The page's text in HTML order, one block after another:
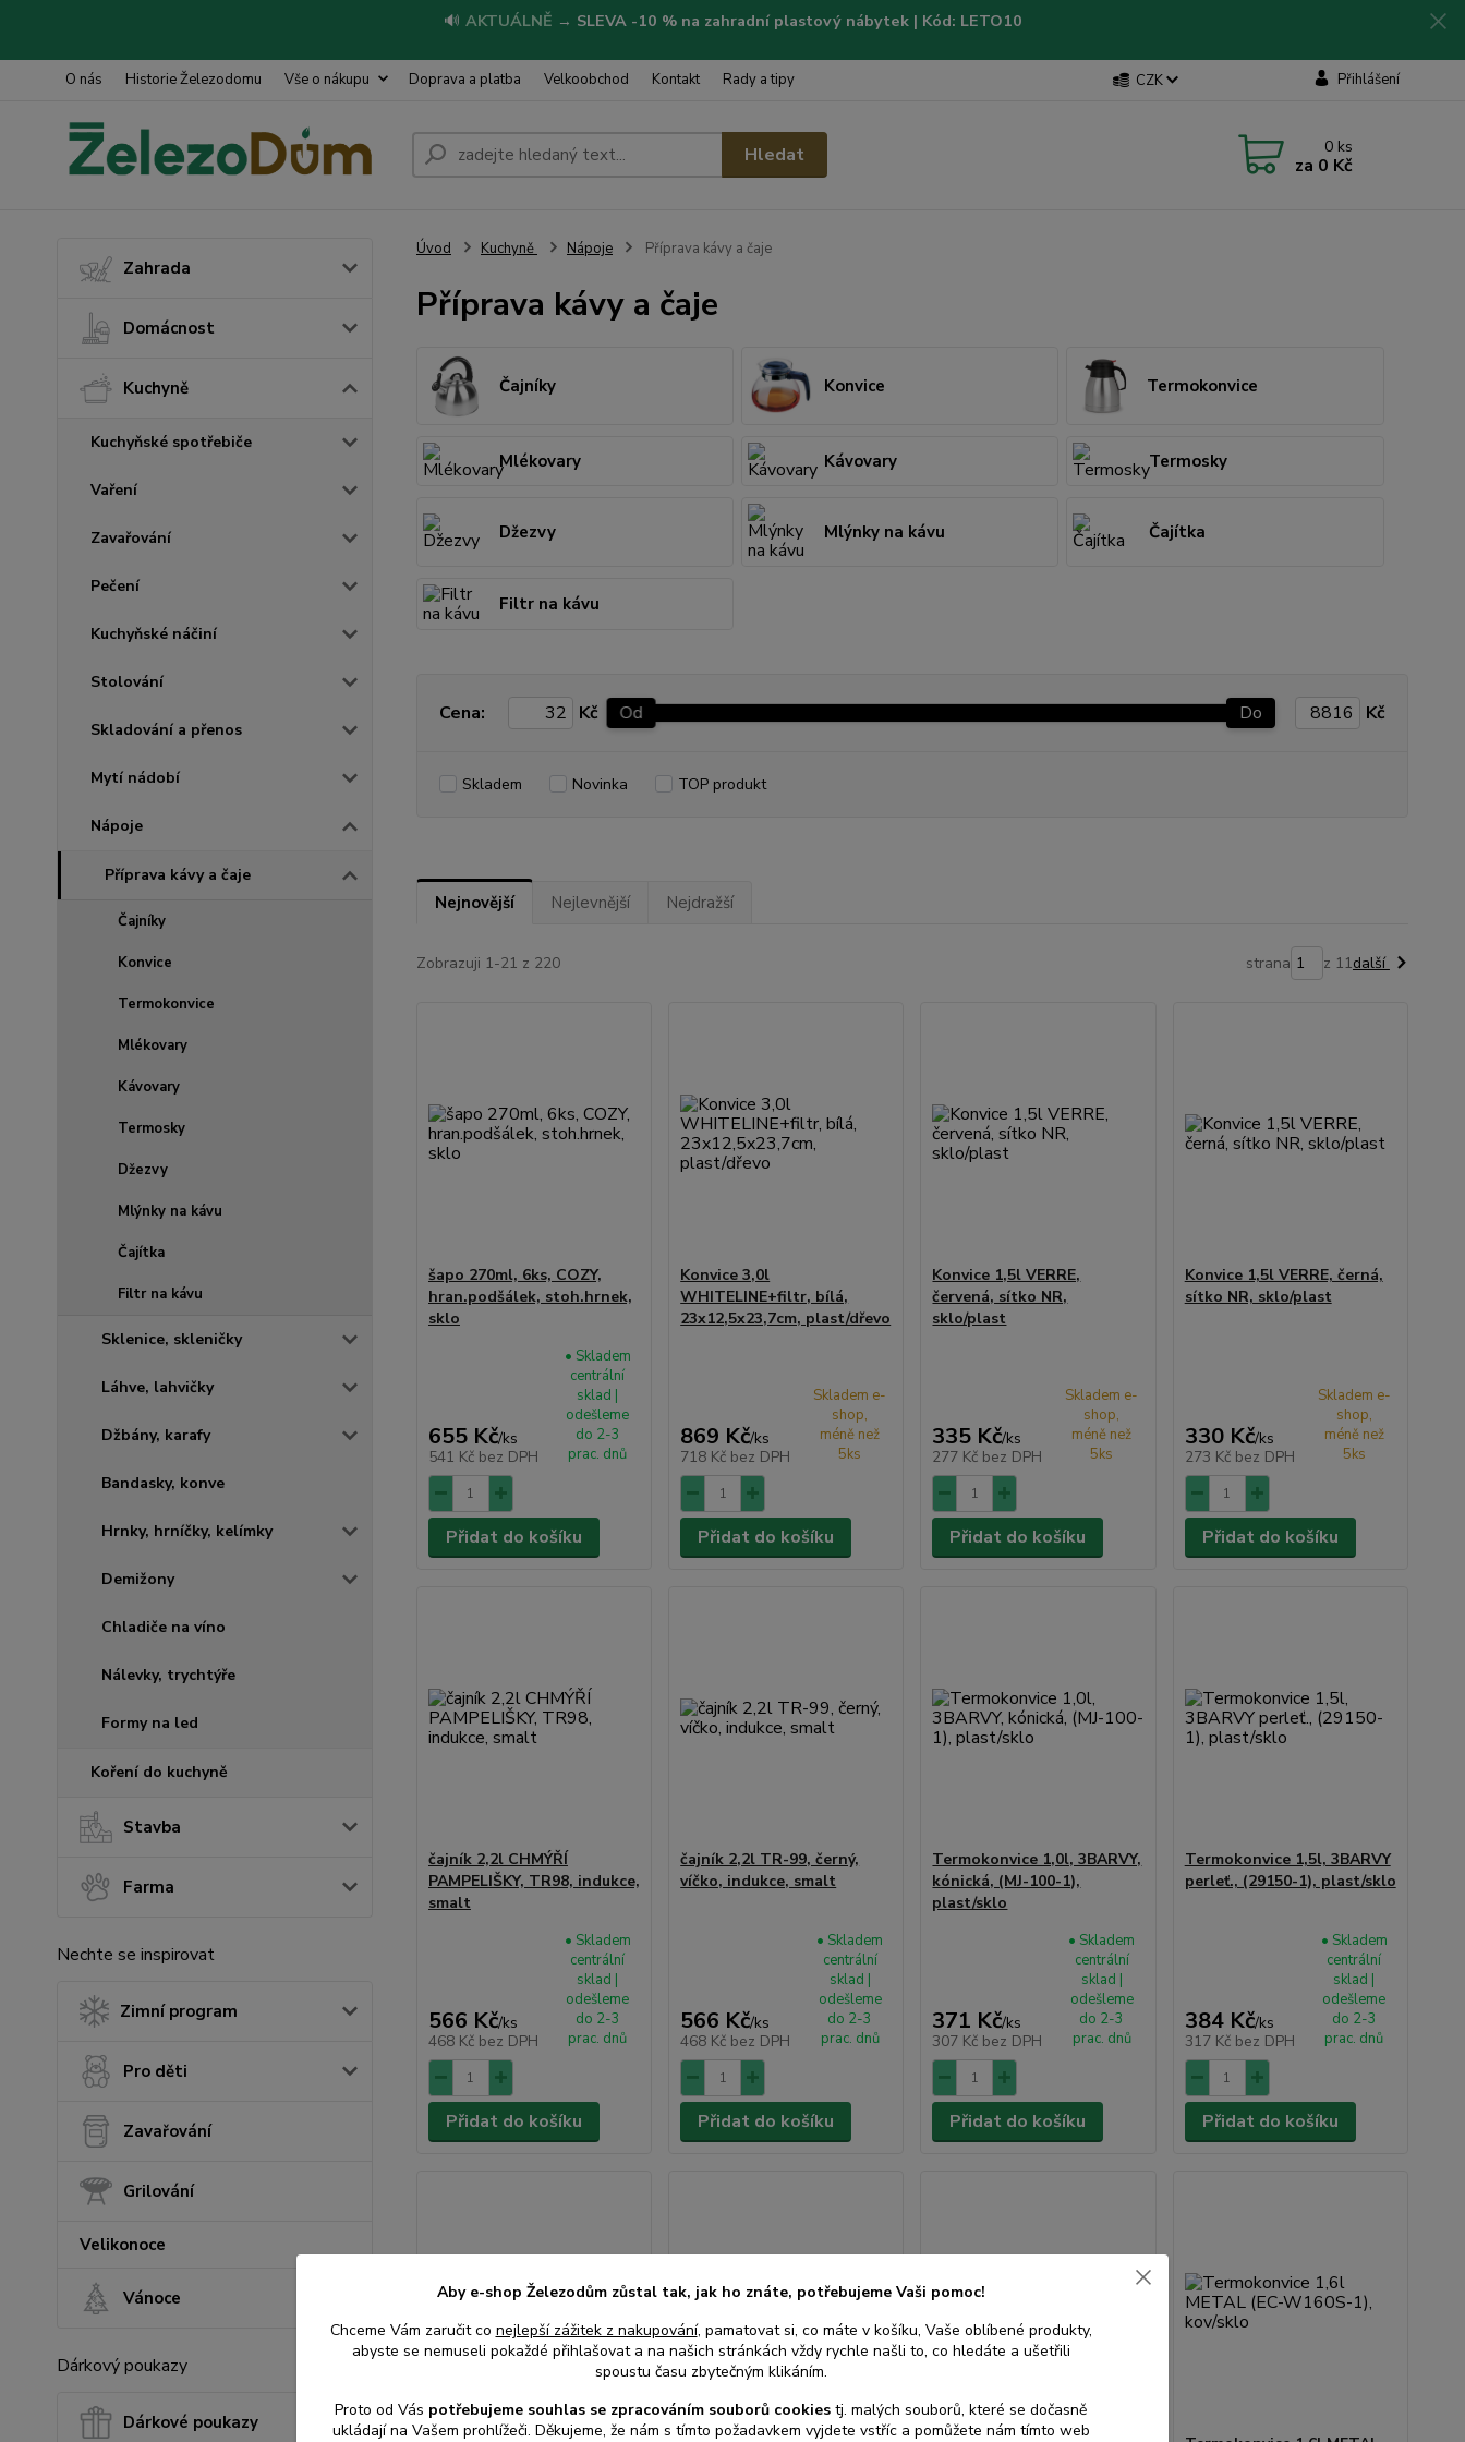
🔊 AKTUÁLNĚ → SLEVA -10 % na zahradní plastový nábytek | Kód: LETO10
O nás Historie Železodomu Vše o nákupu Doprava a platba Velkoobchod Kontakt Rady a tipy CZK Přihlášení
Hledat 0 ks
za 0 Kč
Zahrada
Domácnost
Kuchyně
Kuchyňské spotřebiče
Vaření
Zavařování
Pečení
Kuchyňské náčiní
Stolování
Skladování a přenos
Mytí nádobí
Nápoje
Příprava kávy a čaje
Čajníky
Konvice
Termokonvice
Mlékovary
Kávovary
Termosky
Džezvy
Mlýnky na kávu
Čajítka
Filtr na kávu
Sklenice, skleničky
Láhve, lahvičky
Džbány, karafy
Bandasky, konve
Hrnky, hrníčky, kelímky
Demižony
Chladiče na víno
Nálevky, trychtýře
Formy na led
Koření do kuchyně
Stavba
Farma
Nechte se inspirovat
Zimní program
Pro děti
Zavařování
Grilování
Velikonoce
Vánoce
Dárkový poukazy
Dárkové poukazy
Úvod Kuchyně Nápoje Příprava kávy a čaje
Příprava kávy a čaje
Čajníky Konvice Termokonvice
Mlékovary Kávovary Termosky
Džezvy Mlýnky na kávu Čajítka
Filtr na kávu
Cena: Kč Od Do Kč
Skladem Novinka TOP produkt
Nejnovější Nejlevnější Nejdražší
Zobrazuji 1-21 z 220 strana z 11další
šapo 270ml, 6ks, COZY,
hran.podšálek, stoh.hrnek,
sklo
655 Kč/ks
541 Kč bez DPH
• Skladem
centrální
sklad |
odešleme
do 2-3
prac. dnů
Přidat do košíku
Konvice 3,0l
WHITELINE+filtr, bílá,
23x12,5x23,7cm, plast/dřevo
869 Kč/ks
718 Kč bez DPH
Skladem e-
shop,
méně než
5ks
Přidat do košíku
Konvice 1,5l VERRE,
červená, sítko NR,
sklo/plast
335 Kč/ks
277 Kč bez DPH
Skladem e-
shop,
méně než
5ks
Přidat do košíku
Konvice 1,5l VERRE, černá,
sítko NR, sklo/plast
330 Kč/ks
273 Kč bez DPH
Skladem e-
shop,
méně než
5ks
Přidat do košíku
čajník 2,2l CHMÝŘÍ
PAMPELIŠKY, TR98, indukce,
smalt
566 Kč/ks
468 Kč bez DPH
• Skladem
centrální
sklad |
odešleme
do 2-3
prac. dnů
Přidat do košíku
čajník 2,2l TR-99, černý,
víčko, indukce, smalt
566 Kč/ks
468 Kč bez DPH
• Skladem
centrální
sklad |
odešleme
do 2-3
prac. dnů
Přidat do košíku
Termokonvice 1,0l, 3BARVY,
kónická, (MJ-100-1),
plast/sklo
371 Kč/ks
307 Kč bez DPH
• Skladem
centrální
sklad |
odešleme
do 2-3
prac. dnů
Přidat do košíku
Termokonvice 1,5l, 3BARVY
perleť., (29150-1), plast/sklo
384 Kč/ks
317 Kč bez DPH
• Skladem
centrální
sklad |
odešleme
do 2-3
prac. dnů
Přidat do košíku
Aby e-shop Železodům zůstal tak, jak ho znáte, potřebujeme Vaši pomoc!
Chceme Vám zaručit co nejlepší zážitek z nakupování, pamatovat si, co máte v košíku, Vaše oblíbené produkty,
abyste se nemuseli pokaždé přihlašovat a na našich stránkách vždy rychle našli to, co hledáte a ušetřili
spoustu času zbytečným klikáním.
Proto od Vás potřebujeme souhlas se zpracováním souborů cookies tj. malých souborů, které se dočasně
ukládají na Vašem prohlížeči. Děkujeme, že nám s tímto požadavkem vyjdete vstříc a pomůžete nám tímto web